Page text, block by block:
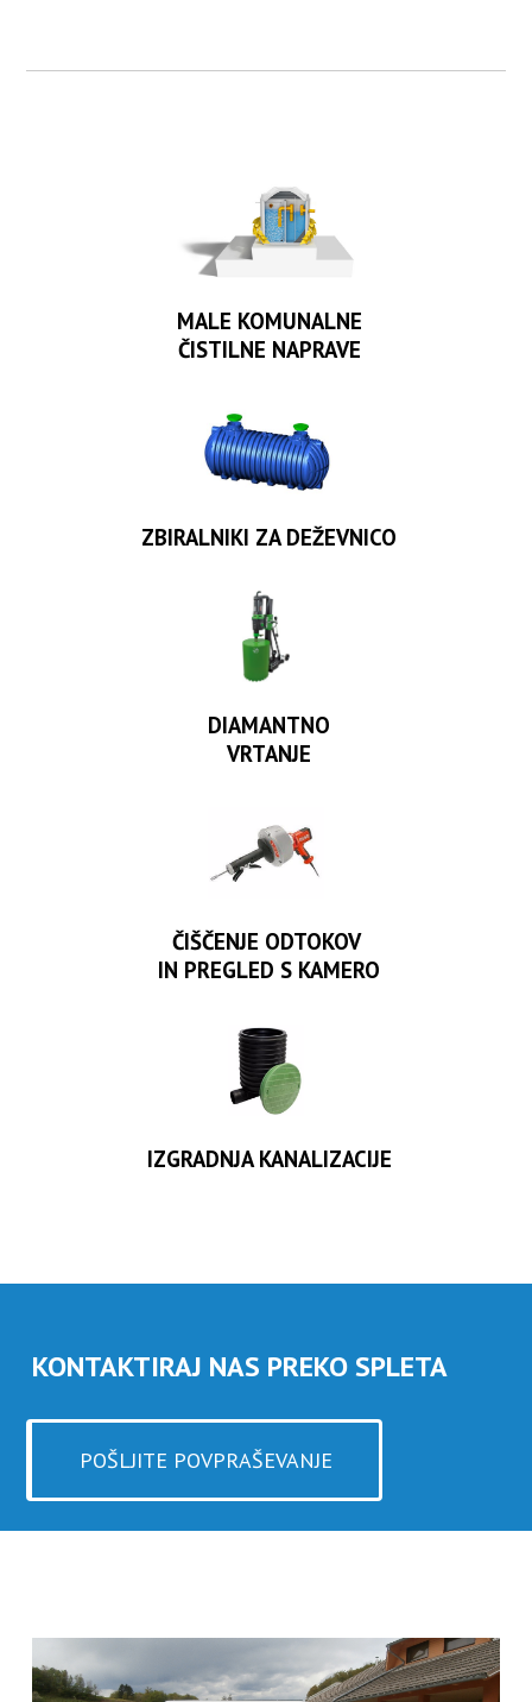
MALE KOMUNALNE
ČISTILNE NAPRAVE
ZBIRALNIKI ZA DEŽEVNICO
DIAMANTNO
VRTANJE
ČIŠČENJE ODTOKOV
IN PREGLED S KAMERO
IZGRADNJA KANALIZACIJE
KONTAKTIRAJ NAS PREKO SPLETA
POŠLJITE POVPRAŠEVANJE